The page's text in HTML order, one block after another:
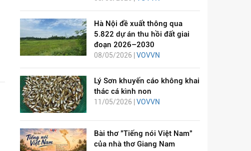
Hà Nội đề xuất thông qua
5.822 dự án thu hồi đất giai
đoạn 2026–2030
08/05/2026 | VOVVN
Lý Sơn khuyến cáo không khai
thác cá kình non
11/05/2026 | VOVVN
Bài thơ "Tiếng nói Việt Nam"
của nhà thơ Giang Nam